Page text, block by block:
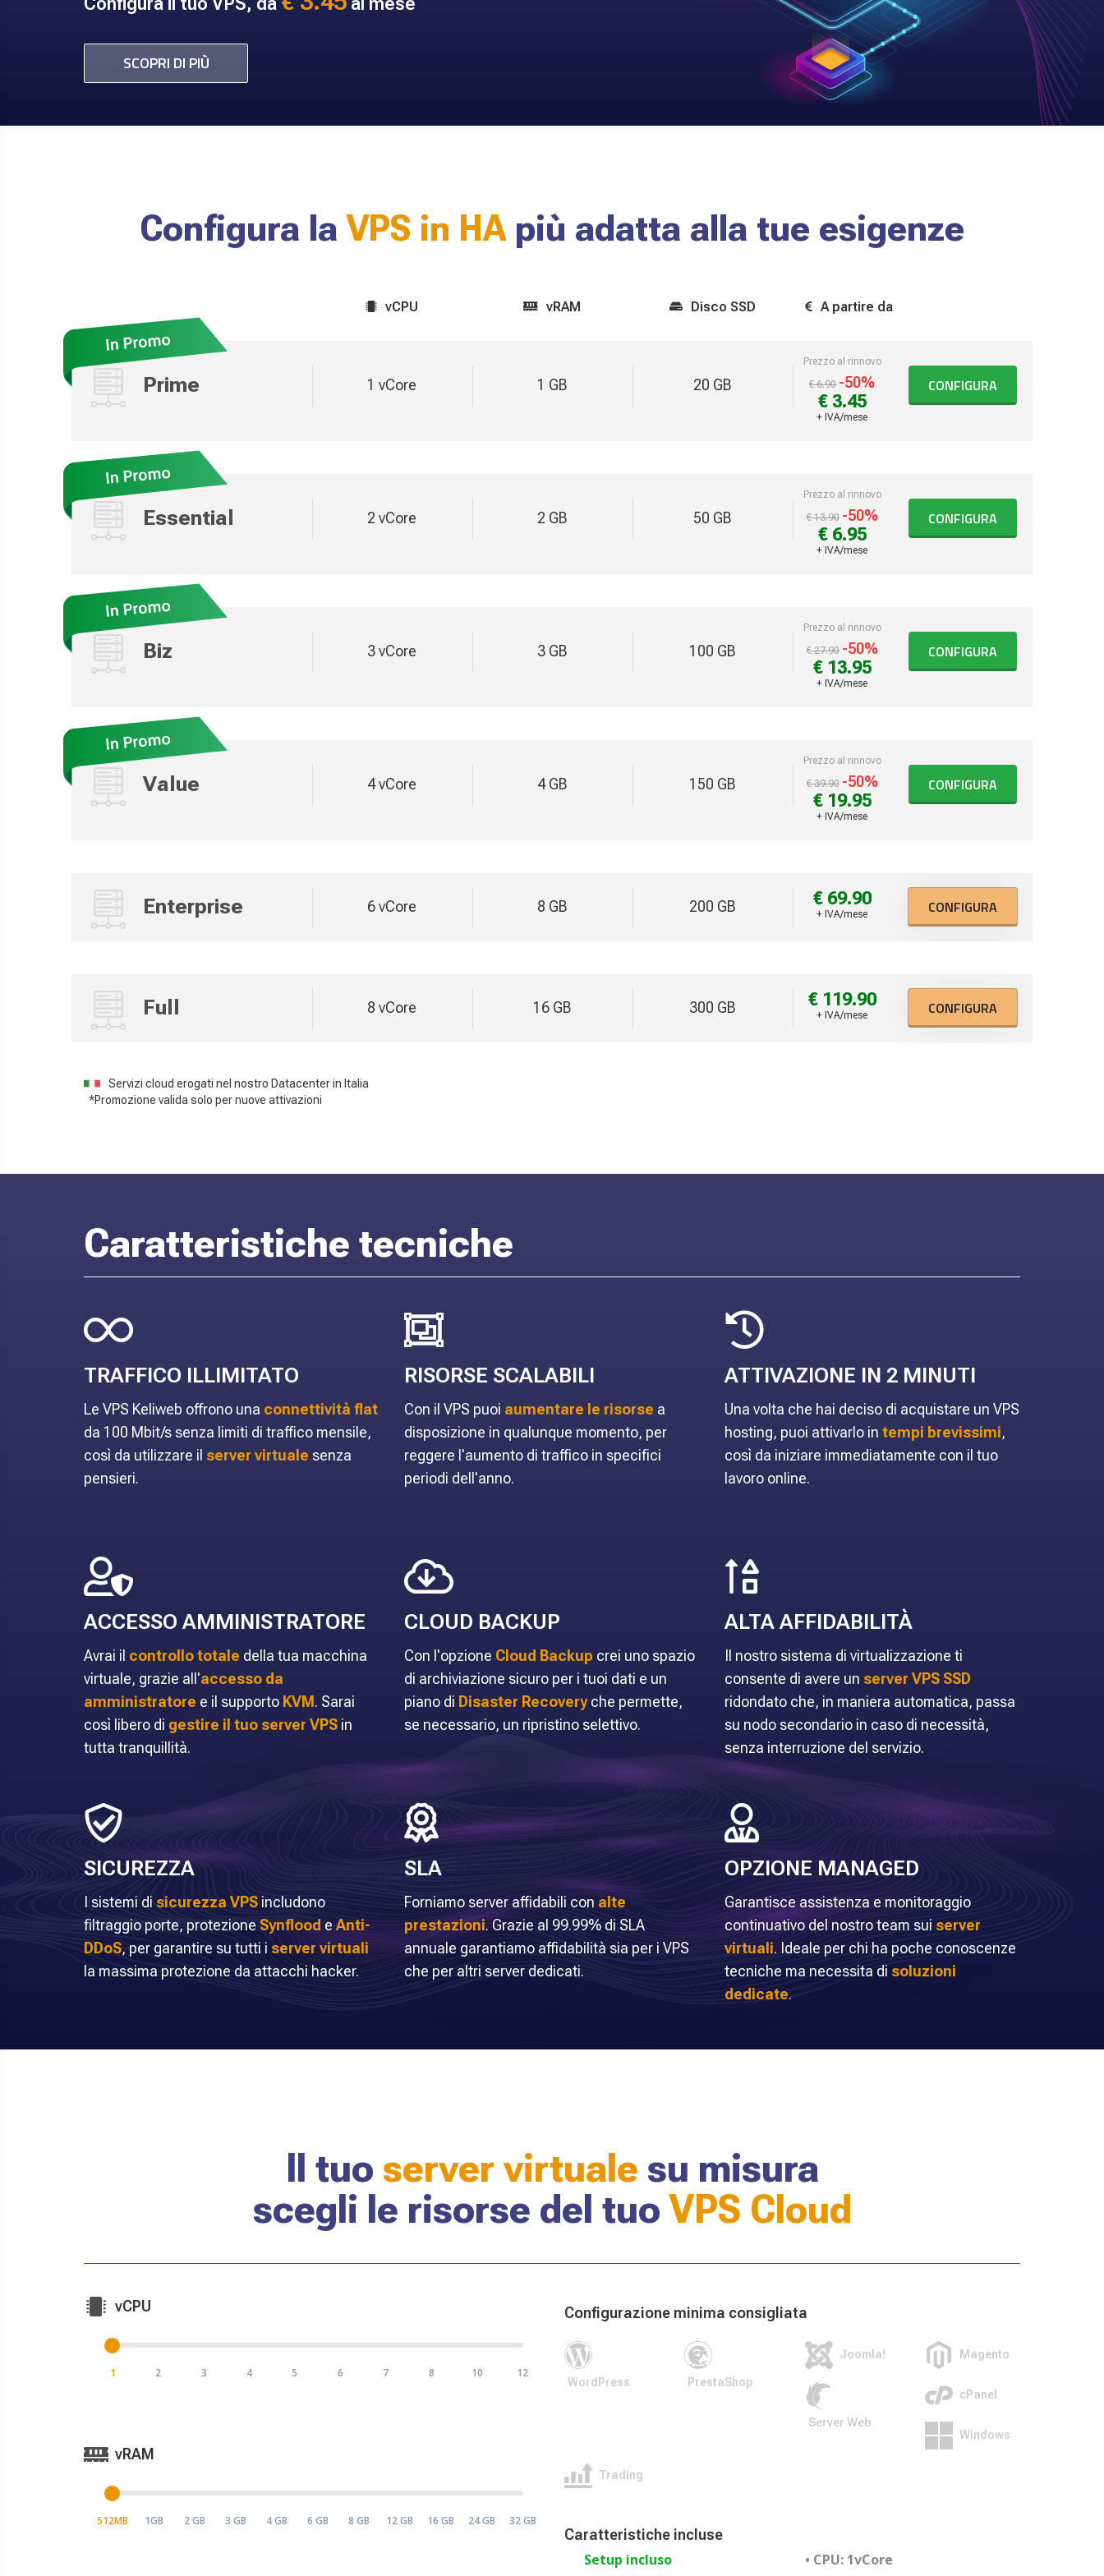
SCOPRI DI PIÙ
Configura laVPS in HApiù adatta alla tue esigenze
vCPU vRAM Disco SSD A partire da
Prime 1 vCore 1 GB 20 GB
Prezzo al rinnovo
€ 6.90 -50%
€ 3.45
+ IVA/mese
CONFIGURA
Essential 2 vCore 2 GB 50 GB
Prezzo al rinnovo
€ 13.90 -50%
€ 6.95
+ IVA/mese
CONFIGURA
Biz 3 vCore 3 GB 100 GB
Prezzo al rinnovo
€ 27.90 -50%
€ 13.95
+ IVA/mese
CONFIGURA
Value 4 vCore 4 GB 150 GB
Prezzo al rinnovo
€ 39.90 -50%
€ 19.95
+ IVA/mese
CONFIGURA
Enterprise 6 vCore 8 GB 200 GB € 69.90
+ IVA/mese CONFIGURA
Full 8 vCore 16 GB 300 GB € 119.90
+ IVA/mese CONFIGURA
Servizi cloud erogati nel nostro Datacenter in Italia
*Promozione valida solo per nuove attivazioni
Caratteristiche tecniche
TRAFFICO ILLIMITATO
Le VPS Keliweb offrono una connettività flat
da 100 Mbit/s senza limiti di traffico mensile,
così da utilizzare il server virtuale senza
pensieri.
RISORSE SCALABILI
Con il VPS puoi aumentare le risorse a
disposizione in qualunque momento, per
reggere l'aumento di traffico in specifici
periodi dell'anno.
ATTIVAZIONE IN 2 MINUTI
Una volta che hai deciso di acquistare un VPS
hosting, puoi attivarlo in tempi brevissimi,
così da iniziare immediatamente con il tuo
lavoro online.
ACCESSO AMMINISTRATORE
Avrai il controllo totale della tua macchina
virtuale, grazie all'accesso da
amministratore e il supporto KVM . Sarai
così libero di gestire il tuo server VPS in
tutta tranquillità.
CLOUD BACKUP
Con l'opzione Cloud Backup crei uno spazio
di archiviazione sicuro per i tuoi dati e un
piano di Disaster Recoveryche permette,
se necessario, un ripristino selettivo.
ALTA AFFIDABILITÀ
Il nostro sistema di virtualizzazione ti
consente di avere un server VPS SSD
ridondato che, in maniera automatica, passa
su nodo secondario in caso di necessità,
senza interruzione del servizio.
SICUREZZA
I sistemi di sicurezza VPS includono
filtraggio porte, protezione Synflood eAnti-
DDoS, per garantire su tutti i server virtuali
la massima protezione da attacchi hacker.
SLA
Forniamo server affidabili con alte
prestazioni. Grazie al 99.99% di SLA
annuale garantiamo affidabilità sia per i VPS
che per altri server dedicati.
OPZIONE MANAGED
Garantisce assistenza e monitoraggio
continuativo del nostro team sui server
virtuali. Ideale per chi ha poche conoscenze
tecniche ma necessita di soluzioni
dedicate.
Il tuo server virtuale su misura
scegli le risorse del tuoVPS Cloud
vCPU
1 2 3 4 5 6 7 8 10 12
vRAM
512MB 1GB 2 GB 3 GB 4 GB 6 GB 8 GB 12 GB 16 GB 24 GB 32 GB
Configurazione minima consigliata
WordPress PrestaShop
Joomla! Magento
Server Web
cPanel
Windows
Trading
Caratteristiche incluse
Setup incluso
• CPU: 1vCore